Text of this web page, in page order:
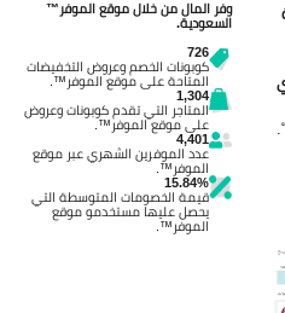
وفر المال من خلال موقع الموفر™
السعودية.
726
كوبونات الخصم وعروض التخفيضات
المتاحة على موقع الموفر™.
1,304
المتاجر التي تقدم كوبونات وعروض
على موقع الموفر™.
4,401
عدد الموفرين الشهري عبر موقع
الموفر™.
15.84%
قيمة الخصومات المتوسطة التي
يحصل عليها مستخدمو موقع
الموفر™.